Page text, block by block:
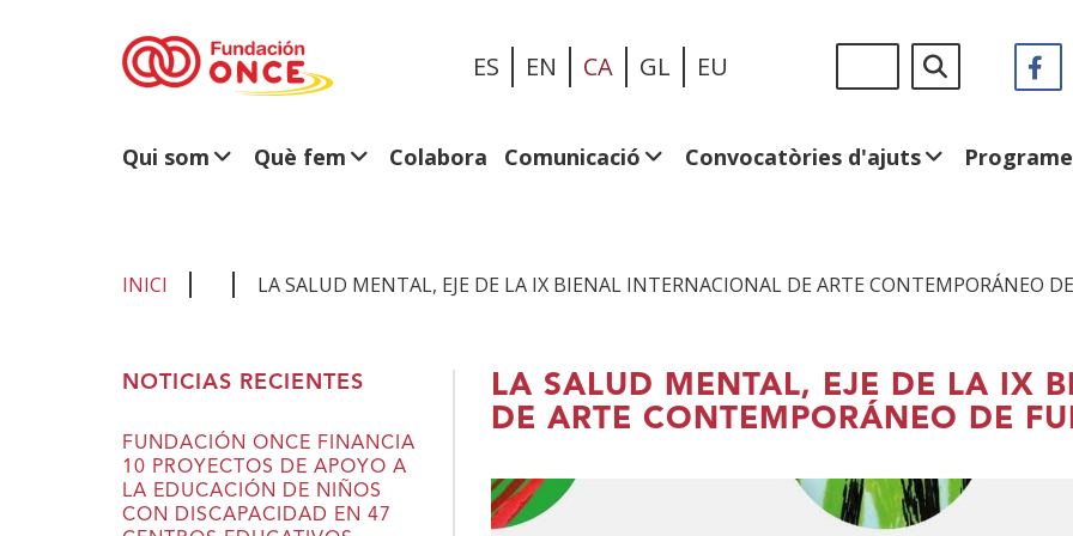
ES EN CA GL EU
en:
Qui som Què fem Colabora Comunicació Convocatòries d'ajuts
INICI LA SALUD MENTAL, EJE DE LA IX BIENAL INTERNACIONAL DE ARTE CONTEMPORÁNEO
LA SALUD MENTAL, EJE DE LA IX
DE ARTE CONTEMPORÁNEO DE
NOTICIAS RECIENTES
FUNDACIÓN ONCE FINANCIA
10 PROYECTOS DE APOYO A
LA EDUCACIÓN DE NIÑOS
CON DISCAPACIDAD EN 47